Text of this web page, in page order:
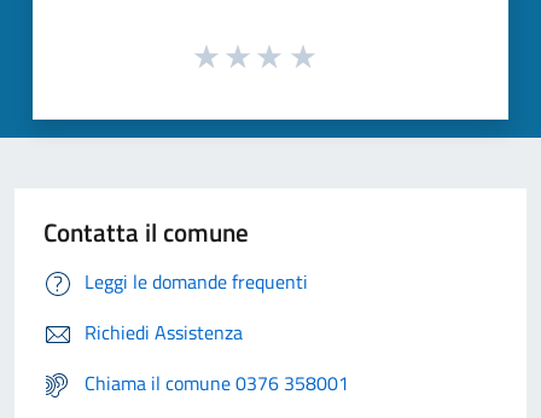
Contatta il comune
Leggi le domande frequenti
Richiedi Assistenza
Chiama il comune 0376 358001